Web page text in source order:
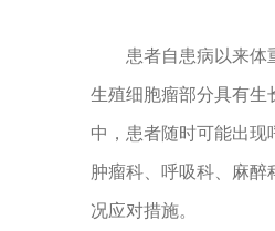
患者自患病以来体
生殖细胞瘤部分具有生
中，患者随时可能出
肿瘤科、呼吸科、麻
况应对措施。